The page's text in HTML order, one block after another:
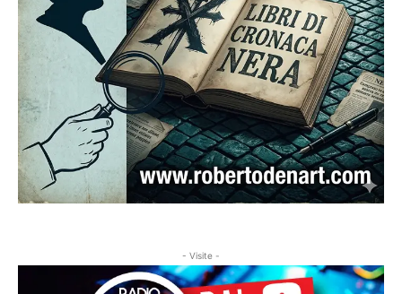
- Visite -